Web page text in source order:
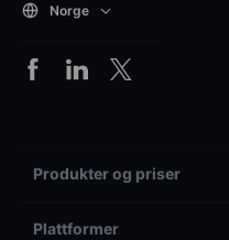
Norge
Produkter og priser
Plattformer